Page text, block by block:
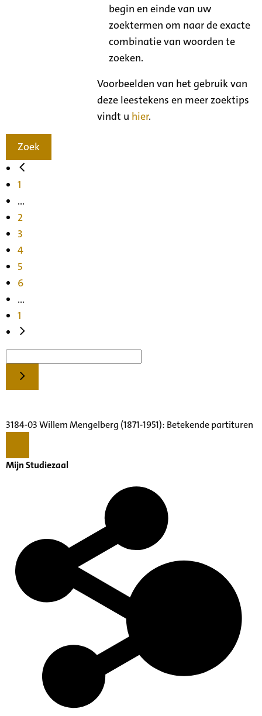
begin en einde van uw
zoektermen om naar de exacte
combinatie van woorden te
zoeken.
Voorbeelden van het gebruik van
deze leestekens en meer zoektips
vindt u hier.
Zoek
1
...
2
3
4
5
6
...
1
3184-03 Willem Mengelberg (1871-1951): Betekende partituren
Mijn Studiezaal